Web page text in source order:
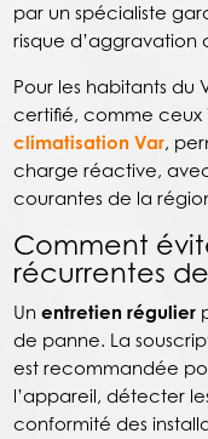
par un spécialiste
risque d’aggravation
Pour les habitants du
certifié, comme ceux
climatisation Var,
charge réactive,
courantes de la
Comment
récurrentes
Unentretien régulier
de panne. La
est recommandée
l’appareil, détecter
conformité des